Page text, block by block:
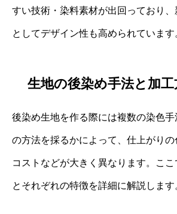
すい技術・染料素材が出回っており
としてデザイン性も高められています
生地の後染め手法と加
後染め生地を作る際には複数の染色
の方法を採るかによって、仕上がりの
コストなどが大きく異なります。こ
とそれぞれの特徴を詳細に解説します